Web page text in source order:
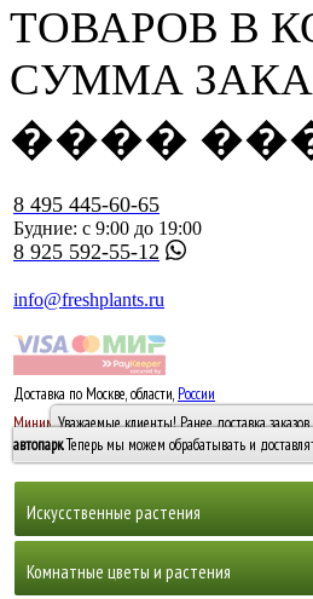
ТОВАРОВ В
СУММА
����
8 495 445-60-65
Будние: с 9:00 до 19:00
8 925 592-55-12
info@freshplants.ru
Доставка по Москве, области, России
Минимальный заказ -10 0005000 руб.
Уважаемые клиенты! Ранее доставка
автопарк. Теперь мы можем обрабатывать и
Искусственные растения
Горшечные растения, кусты и мох
Комнатные цветы и растения